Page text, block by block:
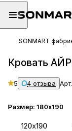
SONMART
Кровать
5 4 отзыва Арт.
Размер: 180х190
120х190